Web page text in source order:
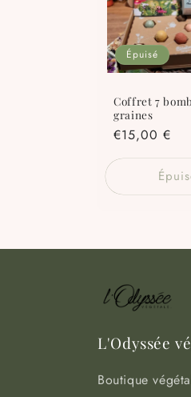
c
t
o
n
Épuisé
Coffret 7
graines
Prix
habituel
€15,00 €
L'Odyssée
Boutique